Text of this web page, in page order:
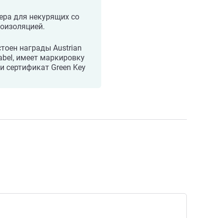
для некурящих со
награды Austrian
имеет маркировку
и сертификат Green Key